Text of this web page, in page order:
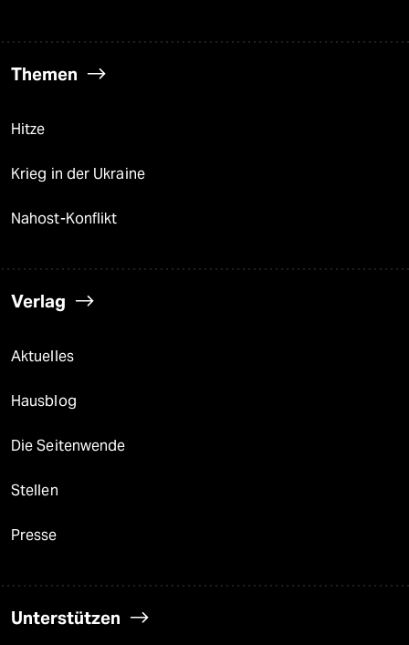
Themen
Hitze
Krieg in der Ukraine
Nahost-Konflikt
Verlag
Aktuelles
Hausblog
Die Seitenwende
Stellen
Presse
Unterstützen